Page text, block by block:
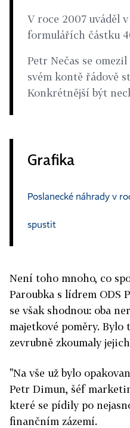
V roce 2007 uváděl
formulářích částku
Petr Nečas se
svém kontě řádově
Konkrétnější být
Grafika
Poslanecké náhrady v
spustit
Není toho mnoho, co
Paroubka s lídrem ODS
se však shodnou: oba
majetkové poměry. Bylo
zevrubně zkoumaly
"Na vše už bylo
Petr Dimun, šéf
které se pídily po
finančním zázemí.